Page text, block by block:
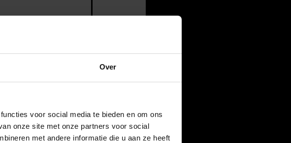
Over
voor social media te bieden en om ons
onze site met onze partners voor social
met andere informatie die u aan ze heeft